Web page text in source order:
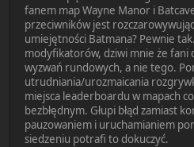
fanem map Wayne Manor i
przeciwników jest
umiejętności Batmana? Pewnie
modyfikatorów, dziwi mnie że fani
wyzwań rundowych, a nie tego.
utrudniania/urozmaicania
miejsca leaderboardu w mapach
bezbłędnym. Głupi błąd zamiast
pauzowaniem i uruchamianiem
siedzeniu potrafi to dokuczyć.